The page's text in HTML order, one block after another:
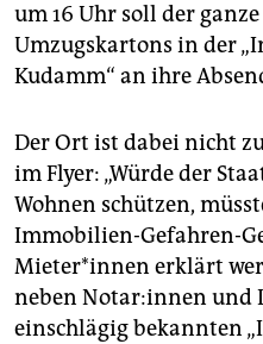
um 16 Uhr soll der
Umzugskartons in der
Kudamm“ an ihre
Der Ort ist dabei nicht
im Flyer: „Würde der
Wohnen schützen,
Immobilien-Gefahren-
Mieter*innen erklärt
neben Notar:innen und
einschlägig bekannten